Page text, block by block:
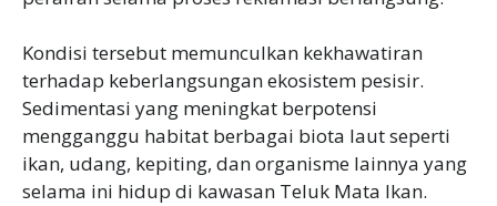
Kondisi tersebut memunculkan kekhawatiran
terhadap keberlangsungan ekosistem pesisir.
Sedimentasi yang meningkat berpotensi
mengganggu habitat berbagai biota laut seperti
ikan, udang, kepiting, dan organisme lainnya yang
selama ini hidup di kawasan Teluk Mata Ikan.